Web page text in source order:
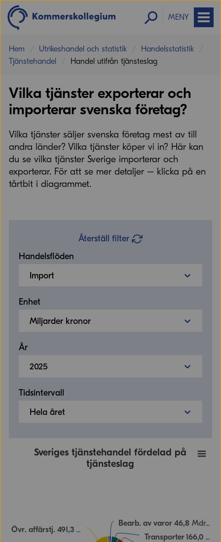
MENY
Hem Utrikeshandel och statistik
Handelsstatistik
Tjänstehandel
Handel utifrån tjänsteslag
Vilka tjänster exporterar och
importerar svenska företag?
Vilka tjänster säljer svenska företag mest av till
andra länder? Vilka tjänster köper vi in? Här kan
du se vilka tjänster Sverige importerar och
exporterar. För att se mer detaljer – klicka på en
tårtbit i diagrammet.
Återställ filter
Handelsflöden
Import
Enhet
Miljarder kronor
År
2025
Tidsintervall
Hela året
Sveriges tjänstehandel fördelad på
tjänsteslag
Bearb. av varor 46,8Mdr SEK
Transporter 166,0Mdr SEK
Övr. affärstj. 491,3Mdr SEK